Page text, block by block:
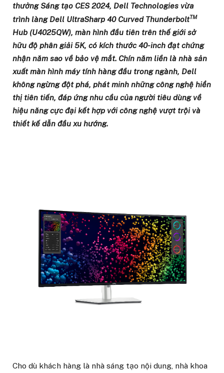
thưởng Sáng tạo CES 2024, Dell Technologies vừa
trình làng Dell UltraSharp 40 Curved ThunderboltTM
Hub (U4025QW), màn hình đầu tiên trên thế giới sở
hữu độ phân giải 5K, có kích thước 40-inch đạt chứng
nhận năm sao về bảo vệ mắt. Chín năm liền là nhà sản
xuất màn hình máy tính hàng đầu trong ngành, Dell
không ngừng đột phá, phát minh những công nghệ hiển
thị tiên tiến, đáp ứng nhu cầu của người tiêu dùng về
hiệu năng cực đại kết hợp với công nghệ vượt trội và
thiết kế dẫn đầu xu hướng.
Cho dù khách hàng là nhà sáng tạo nội dung, nhà khoa